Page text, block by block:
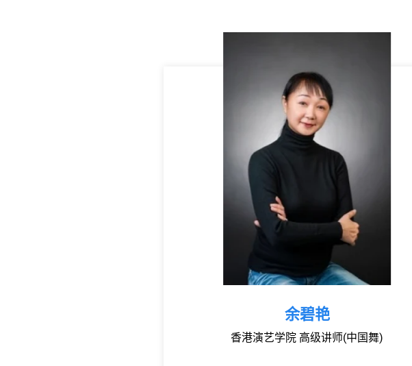
余碧艳
香港演艺学院 高级讲师(中国舞)